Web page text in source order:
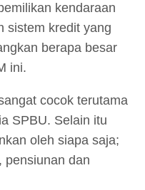
kendaraan
sistem kredit yang
berapa besar
ini.
cocok terutama
SPBU. Selain itu
oleh siapa saja;
pensiunan dan